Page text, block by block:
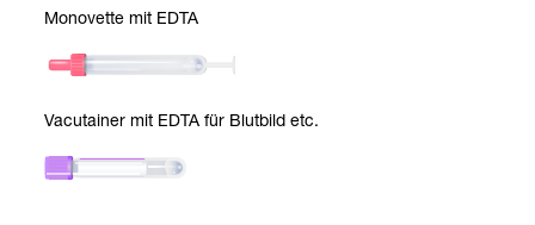
Mono­vette mit EDTA
Vacu­tai­ner mit EDTA für Blut­bild etc.